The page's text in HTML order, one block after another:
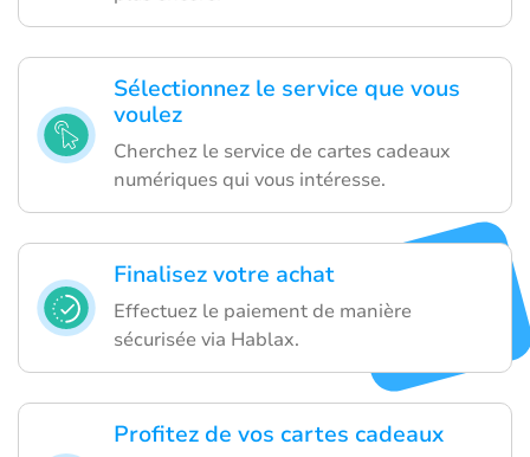
Sélectionnez le service que vous
voulez
Cherchez le service de cartes cadeaux
numériques qui vous intéresse.
Finalisez votre achat
Effectuez le paiement de manière
sécurisée via Hablax.
Profitez de vos cartes cadeaux